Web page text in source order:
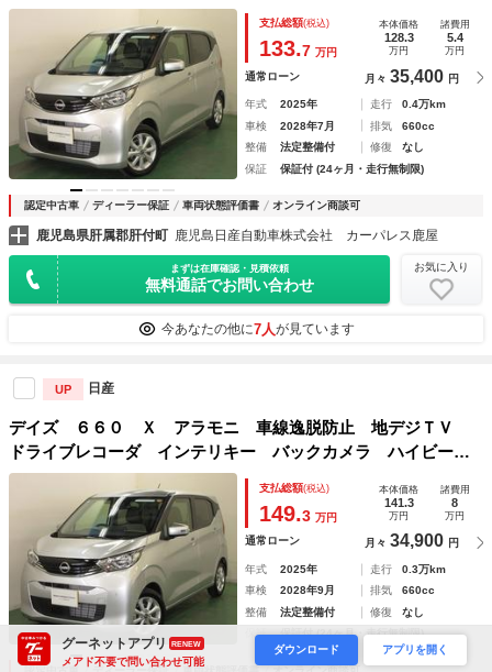
オートマチックハイビーム Ｉストップ セキュリティ オー
トエアコン ＷＡＢ ナビＴＶ ＰＳ 運転席エアバック
支払総額(税込)
133.7 万円
本体価格
128.3
万円
諸費用
5.4
万円
通常ローン 月々 35,400 円
年式 2025年 走行
0.4万km
車検
2028年7月 排気
660cc
整備
法定整備付 修復
なし
保証
保証付 (24ヶ月・走行無制限)
認定中古車 ディーラー保証 車両状態評価書 オンライン商談可
鹿児島県肝属郡肝付町 鹿児島日産自動車株式会社 カーパレス鹿屋
まずは在庫確認・見積依頼
無料通話でお問い合わせ
お気に入り
今あなたの他に7人が見ています
UP 日産
デイズ ６６０ Ｘ アラモニ 車線逸脱防止 地デジＴＶ
ドライブレコーダ インテリキー バックカメラ ハイビーム
Ａ 盗難警報装置 助手席エアバック ナビＴＶ 運転席エア
バッグ パワーウィンドウ キーレス サイドエアバック
支払総額(税込)
149.3 万円
本体価格
141.3
万円
諸費用
8
万円
通常ローン 月々 34,900 円
年式 2025年 走行
0.3万km
車検
2028年9月 排気
660cc
整備
法定整備付 修復
なし
保証
保証付 (24ヶ月・走行無制限)
グーネットアプリ RENEW
メアド不要で問い合わせ可能
ダウンロード アプリを開く